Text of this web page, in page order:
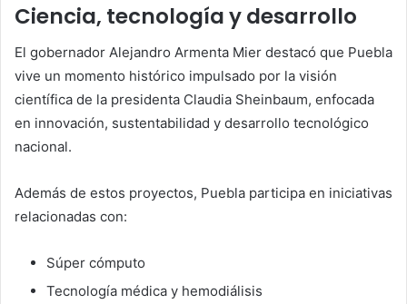
Ciencia, tecnología y desarrollo
El gobernador Alejandro Armenta Mier destacó que Puebla
vive un momento histórico impulsado por la visión
científica de la presidenta Claudia Sheinbaum, enfocada
en innovación, sustentabilidad y desarrollo tecnológico
nacional.
Además de estos proyectos, Puebla participa en iniciativas
relacionadas con:
Súper cómputo
Tecnología médica y hemodiálisis